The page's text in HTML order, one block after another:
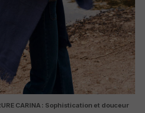
CARINA : Sophistication et douceur